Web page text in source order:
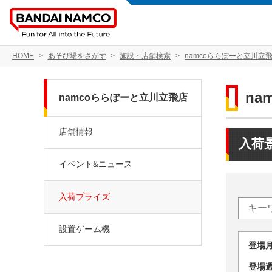
HOME あそび場をさがす 施設・店舗検索 namcoららぽーと立川立
入荷
登
登
namcoららぽーと立川立飛店
店舗情報
イベント&ニュース
入荷プライズ
設置ゲーム機